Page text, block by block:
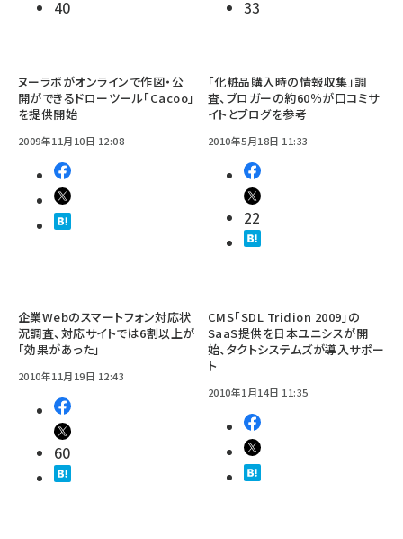
40 33
ヌーラボがオンラインで作図・公
開ができるドローツール「Cacoo」
を提供開始
2009年11月10日 12:08
「化粧品購入時の情報収集」調
査、ブロガーの約60％が口コミサ
イトとブログを参考
2010年5月18日 11:33
22
企業Webのスマートフォン対応状
況調査、対応サイトでは6割以上が
「効果があった」
2010年11月19日 12:43
60
CMS「SDL Tridion 2009」の
SaaS提供を日本ユニシスが開
始、タクトシステムズが導入サポー
ト
2010年1月14日 11:35